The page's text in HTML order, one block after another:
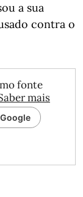
a sua
contra o
fonte
mais